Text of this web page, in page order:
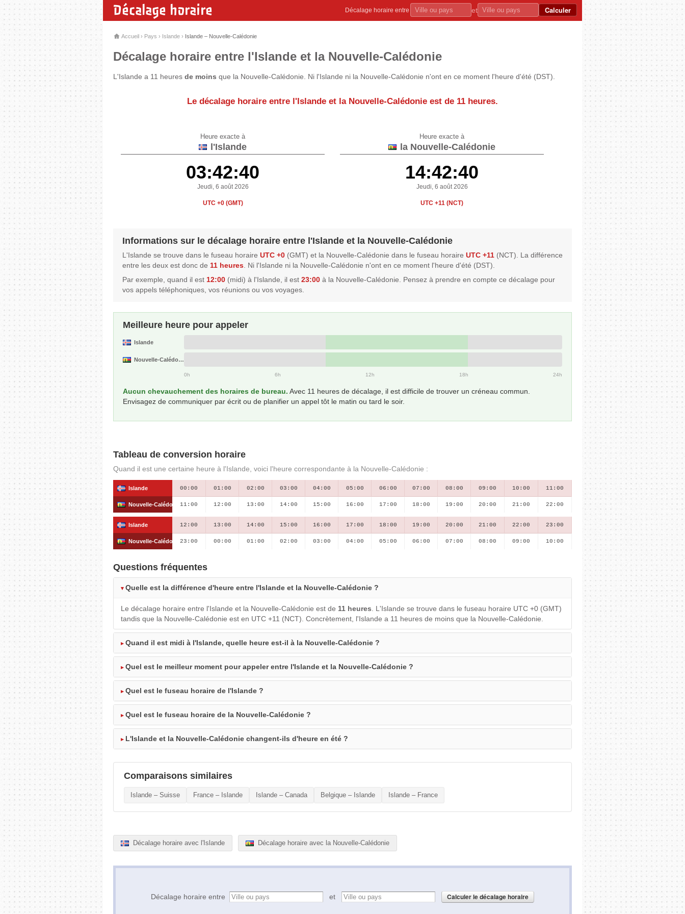
Décalage horaire Décalage horaire entre et Calculer
Accueil › Pays › Islande › Islande – Nouvelle-Calédonie
Décalage horaire entre l'Islande et la Nouvelle-Calédonie
L'Islande a 11 heures de moins que la Nouvelle-Calédonie. Ni l'Islande ni la Nouvelle-Calédonie n'ont en ce moment l'heure d'été (DST).
Le décalage horaire entre l'Islande et la Nouvelle-Calédonie est de 11 heures.
Heure exacte à
l'Islande
03:42:40
Jeudi, 6 août 2026
UTC +0 (GMT)
Heure exacte à
la Nouvelle-Calédonie
14:42:40
Jeudi, 6 août 2026
UTC +11 (NCT)
Informations sur le décalage horaire entre l'Islande et la Nouvelle-Calédonie
L'Islande se trouve dans le fuseau horaire UTC +0 (GMT) et la Nouvelle-Calédonie dans le fuseau horaire UTC +11 (NCT). La différence
entre les deux est donc de 11 heures . Ni l'Islande ni la Nouvelle-Calédonie n'ont en ce moment l'heure d'été (DST).
Par exemple, quand il est 12:00 (midi) à l'Islande, il est 23:00 à la Nouvelle-Calédonie. Pensez à prendre en compte ce décalage pour
vos appels téléphoniques, vos réunions ou vos voyages.
Meilleure heure pour appeler
Islande
Nouvelle-Calédonie
0h 6h 12h 18h 24h
Aucun chevauchement des horaires de bureau. Avec 11 heures de décalage, il est difficile de trouver un créneau commun.
Envisagez de communiquer par écrit ou de planifier un appel tôt le matin ou tard le soir.
Tableau de conversion horaire
Quand il est une certaine heure à l'Islande, voici l'heure correspondante à la Nouvelle-Calédonie :
Islande 00:00 01:00 02:00 03:00 04:00 05:00 06:00 07:00 08:00 09:00 10:00 11:00
Nouvelle-Calédonie11:00 12:00 13:00 14:00 15:00 16:00 17:00 18:00 19:00 20:00 21:00 22:00
Islande 12:00 13:00 14:00 15:00 16:00 17:00 18:00 19:00 20:00 21:00 22:00 23:00
Nouvelle-Calédonie23:00 00:00 01:00 02:00 03:00 04:00 05:00 06:00 07:00 08:00 09:00 10:00
Questions fréquentes
Quelle est la différence d'heure entre l'Islande et la Nouvelle-Calédonie ?
Le décalage horaire entre l'Islande et la Nouvelle-Calédonie est de 11 heures . L'Islande se trouve dans le fuseau horaire UTC +0 (GMT)
tandis que la Nouvelle-Calédonie est en UTC +11 (NCT). Concrètement, l'Islande a 11 heures de moins que la Nouvelle-Calédonie.
Quand il est midi à l'Islande, quelle heure est-il à la Nouvelle-Calédonie ?
Quel est le meilleur moment pour appeler entre l'Islande et la Nouvelle-Calédonie ?
Quel est le fuseau horaire de l'Islande ?
Quel est le fuseau horaire de la Nouvelle-Calédonie ?
L'Islande et la Nouvelle-Calédonie changent-ils d'heure en été ?
Comparaisons similaires
Islande – Suisse France – Islande Islande – Canada Belgique – Islande Islande – France
Décalage horaire avec l'Islande Décalage horaire avec la Nouvelle-Calédonie
Décalage horaire entre et